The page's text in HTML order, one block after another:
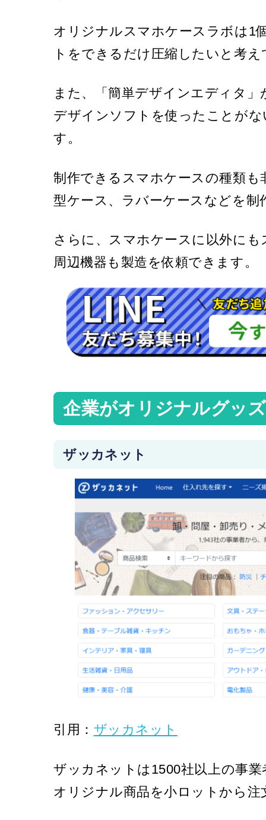
オリジナルスマホケースラボは1
トをできるだけ圧縮したいと考
また、「簡単デザインエディタ
デザインソフトを使ったことが
す。
制作できるスマホケースの種類
型ケース、ラバーケースなどを制
さらに、スマホケースに以外に
周辺機器も製造を依頼できます。
企業がオリジナルグッ
ザッカネット
引用： ザッカネット
ザッカネットは1500社以上の事
オリジナル商品を小ロットから